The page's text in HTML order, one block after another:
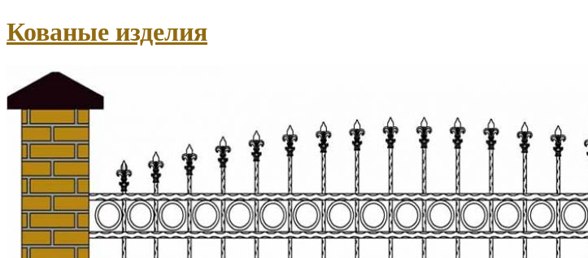
Кованые изделия